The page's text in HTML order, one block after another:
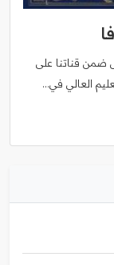
ضمن قناتنا على
العالي في…